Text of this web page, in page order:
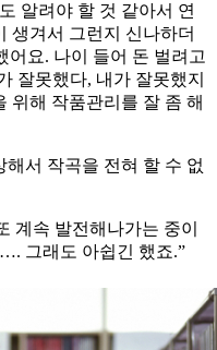
알려야 할 것 같아서 연
생겨서 그런지 신나하더
어요. 나이 들어 돈 벌려고
잘못했다, 내가 잘못했지
위해 작품관리를 잘 좀 해
서 작곡을 전혀 할 수 없
계속 발전해나가는 중이
그래도 아쉽긴 했죠.”